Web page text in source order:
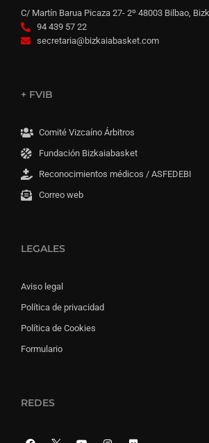
C/ Martín Barua Picaza 27- 2º 48003 Bilbao,
94 439 57 22
secretaria@bizkaiabasket.com
+ FVIB
Comité Vizcaíno Árbitros
Fundación Bizkaiabasket
Reconocimientos médicos / ASFEDEBI
Correo web
LEGALES
Aviso legal
Política de privacidad
Política de Cookies
Formulario
REDES